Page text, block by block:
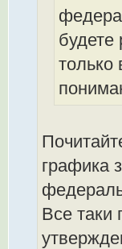
только
графика
Все таки